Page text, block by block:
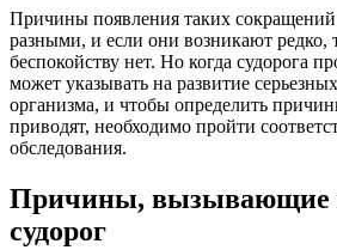
Причины появления таких
разными, и если они возникают редко,
беспокойству нет. Но когда судорога
может указывать на развитие
организма, и чтобы определить
приводят, необходимо пройти
обследования.
Причины, вызывающие
судорог